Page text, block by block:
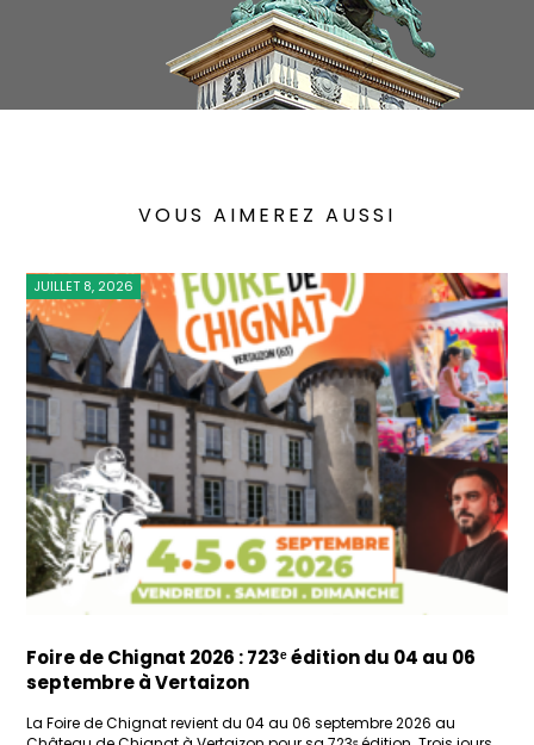
VOUS AIMEREZ AUSSI
Foire de Chignat 2026 : 723ᵉ édition du 04 au 06
septembre à Vertaizon
JUILLET 8, 2026
La Foire de Chignat revient du 04 au 06 septembre 2026 au